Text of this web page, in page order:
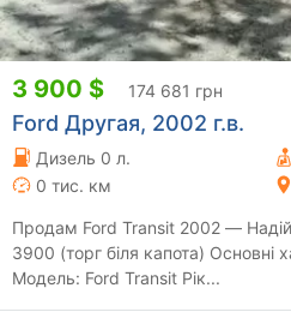
3 900 $ 174 681 грн
Ford Другая, 2002 г.в.
Дизель 0 л.
0 тис. км
Продам Ford Transit 2002 —
3900 (торг біля капота) Основні характеристики: Марка/
Модель: Ford Transit Рік...